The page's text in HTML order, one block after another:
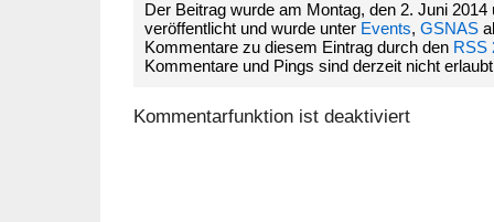
Der Beitrag wurde am Montag, den 2. Juni
veröffentlicht und wurde unter Events, GSNAS
Kommentare zu diesem Eintrag durch den RSS
Kommentare und Pings sind derzeit nicht
Kommentarfunktion ist deaktiviert